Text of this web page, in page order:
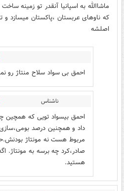
ماشاالله به اسپانیا آنقدر تو زمینه
که ناوهای عربستان ،پاکستان میسازد و
اصلشه
احمق بی سواد سلاح منتاژ رو
ناشناس
احمق بیسواد تویی که همچین
داد و همچنین درصد
مربوط هست نه مونتاژ
صادر،کرد چه برسه به مونتاژ.
هستید.